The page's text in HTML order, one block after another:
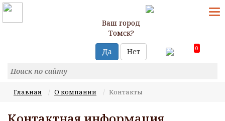
Ваш город
Томск?
Да
Нет 0
Главная О компании Контакты